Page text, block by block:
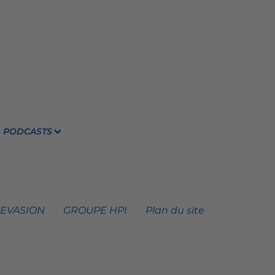
PODCASTS
GROUPE HPI Plan du site